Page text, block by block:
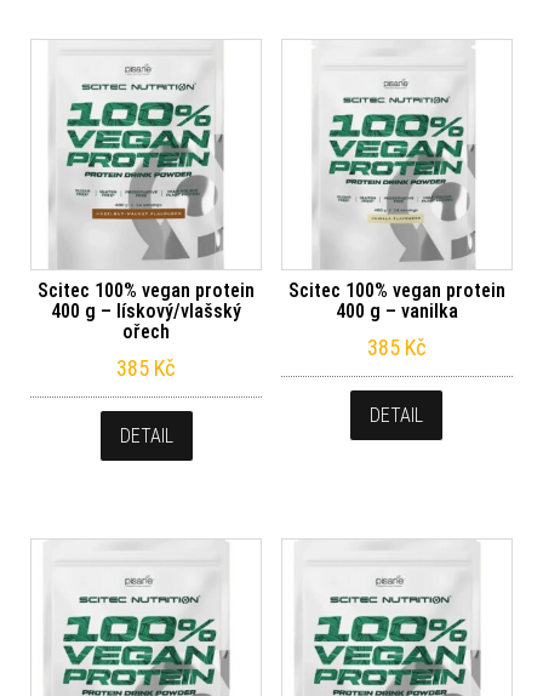
Scitec 100% vegan protein
400 g – lískový/vlašský
ořech
385 Kč
DETAIL
Scitec 100% vegan protein
400 g – vanilka
385 Kč
DETAIL